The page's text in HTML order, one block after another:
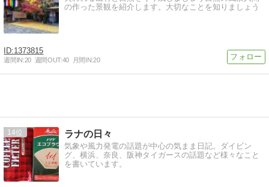
の作った景観を紹介します。大切なことを知りましょう
1373815
週間IN:20 週間OUT:40 月間IN:20
14 ラナの日々
気象や風力発電の話題が中心の気まま日記。ダイビン
グ、横浜、奈良、阪神タイガースの話題など様々なこと
を書いています。